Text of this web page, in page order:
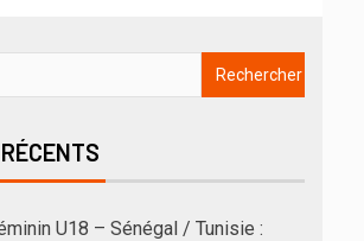
U18 – Sénégal / Tunisie :